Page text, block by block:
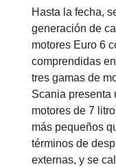
Hasta la fecha,
generación de
motores Euro 6
comprendidas
tres gamas de
Scania presenta
motores de 7
más pequeños
términos de
externas, y se